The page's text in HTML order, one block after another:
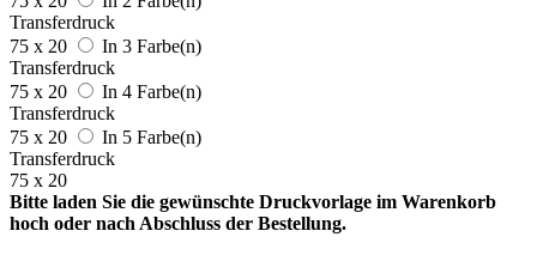
Transferdruck
75 x 20
In 3 Farbe(n)
Transferdruck
75 x 20
In 4 Farbe(n)
Transferdruck
75 x 20
In 5 Farbe(n)
Transferdruck
75 x 20
Bitte laden Sie die gewünschte Druckvorlage im Warenkorb
hoch oder nach Abschluss der Bestellung.